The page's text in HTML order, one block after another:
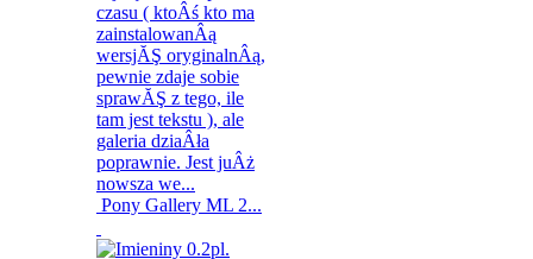
Pony Gallery ML 2...